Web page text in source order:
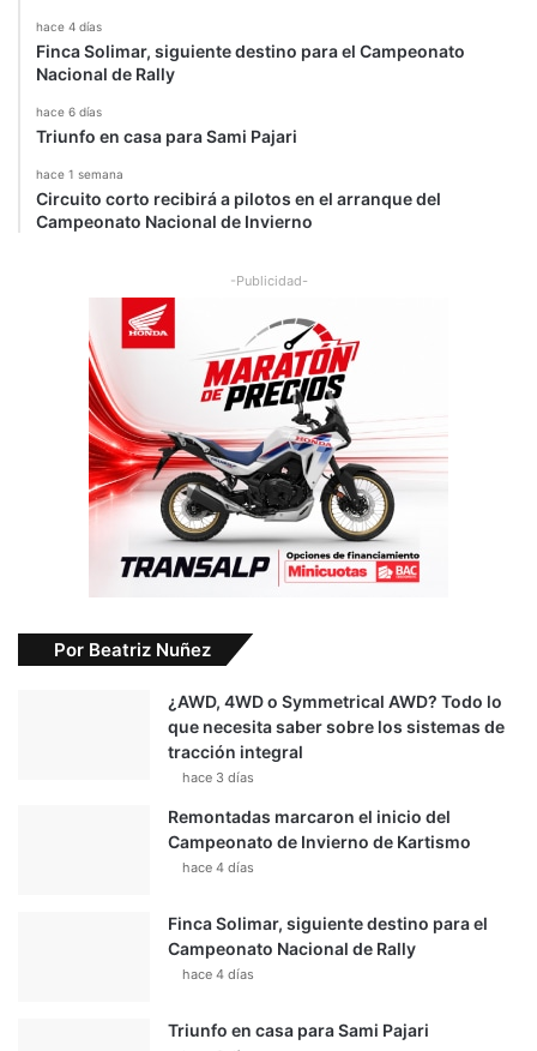
hace 4 días
Finca Solimar, siguiente destino para el Campeonato
Nacional de Rally
hace 6 días
Triunfo en casa para Sami Pajari
hace 1 semana
Circuito corto recibirá a pilotos en el arranque del
Campeonato Nacional de Invierno
-Publicidad-
Por Beatriz Nuñez
¿AWD, 4WD o Symmetrical AWD? Todo lo
que necesita saber sobre los sistemas de
tracción integral
hace 3 días
Remontadas marcaron el inicio del
Campeonato de Invierno de Kartismo
hace 4 días
Finca Solimar, siguiente destino para el
Campeonato Nacional de Rally
hace 4 días
Triunfo en casa para Sami Pajari